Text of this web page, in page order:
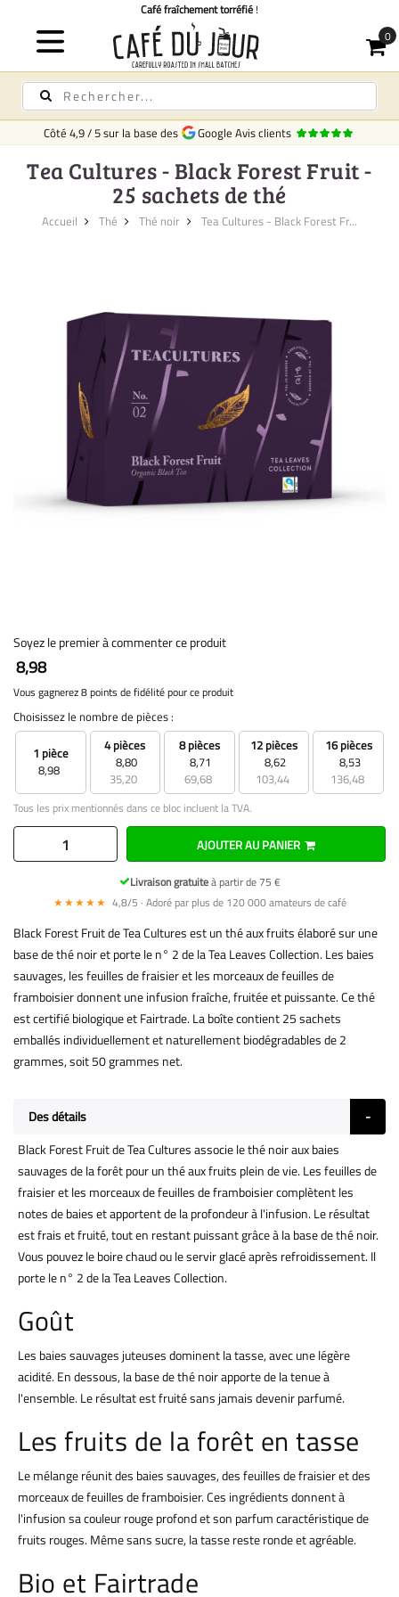
Café fraîchement torréfié!
Côté 4,9/5sur la base des Google Avis clients
Tea Cultures - Black Forest Fruit -
25 sachets de thé
Accueil Thé Thé noir Tea Cultures - Black Forest Fr...
Soyez le premier à commenter ce produit
8,98
Vous gagnerez 8 points de fidélité pour ce produit
Choisissez le nombre de pièces :
1 pièce
8,98
4 pièces
8,80
35,20
8 pièces
8,71
69,68
12 pièces
8,62
103,44
16 pièces
8,53
136,48
Tous les prix mentionnés dans ce bloc incluent la TVA.
AJOUTER AU PANIER
Livraison gratuiteà partir de 75 €
★★★★★ 4,8/5 · Adoré par plus de 120 000 amateurs de café
Black Forest Fruit de Tea Cultures est un thé aux fruits élaboré sur une
base de thé noir et porte le n° 2 de la Tea Leaves Collection. Les baies
sauvages, les feuilles de fraisier et les morceaux de feuilles de
framboisier donnent une infusion fraîche, fruitée et puissante. Ce thé
est certifié biologique et Fairtrade. La boîte contient 25 sachets
emballés individuellement et naturellement biodégradables de 2
grammes, soit 50 grammes net.
Des détails
Black Forest Fruit de Tea Cultures associe le thé noir aux baies
sauvages de la forêt pour un thé aux fruits plein de vie. Les feuilles de
fraisier et les morceaux de feuilles de framboisier complètent les
notes de baies et apportent de la profondeur à l'infusion. Le résultat
est frais et fruité, tout en restant puissant grâce à la base de thé noir.
Vous pouvez le boire chaud ou le servir glacé après refroidissement. Il
porte le n° 2 de la Tea Leaves Collection.
Goût
Les baies sauvages juteuses dominent la tasse, avec une légère
acidité. En dessous, la base de thé noir apporte de la tenue à
l'ensemble. Le résultat est fruité sans jamais devenir parfumé.
Les fruits de la forêt en tasse
Le mélange réunit des baies sauvages, des feuilles de fraisier et des
morceaux de feuilles de framboisier. Ces ingrédients donnent à
l'infusion sa couleur rouge profond et son parfum caractéristique de
fruits rouges. Même sans sucre, la tasse reste ronde et agréable.
Bio et Fairtrade